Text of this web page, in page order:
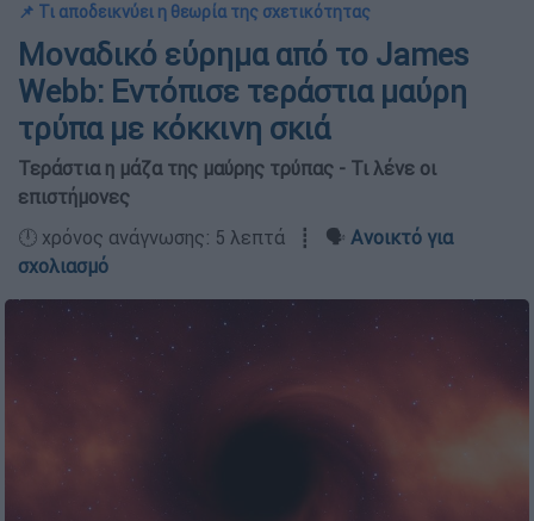
📌 Τι αποδεικνύει η θεωρία της σχετικότητας
Μοναδικό εύρημα από το James
Webb: Εντόπισε τεράστια μαύρη
τρύπα με κόκκινη σκιά
Τεράστια η μάζα της μαύρης τρύπας - Τι λένε οι
επιστήμονες
🕛 χρόνος ανάγνωσης: 5 λεπτά ┋ 🗣️ Ανοικτό για
σχολιασμό